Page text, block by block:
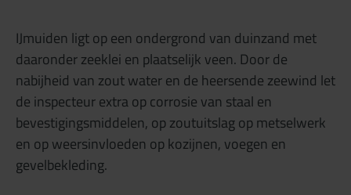
IJmuiden ligt op een ondergrond van duinzand met
daaronder zeeklei en plaatselijk veen. Door de
nabijheid van zout water en de heersende zeewind let
de inspecteur extra op corrosie van staal en
bevestigingsmiddelen, op zoutuitslag op metselwerk
en op weersinvloeden op kozijnen, voegen en
gevelbekleding.